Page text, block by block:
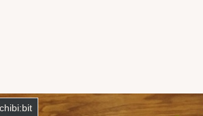
chibi:bit